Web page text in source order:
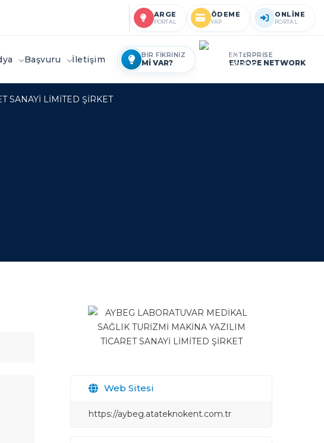
ARGE
PORTAL
ÖDEME
YAP
ONLİNE
PORTAL
Başvuru İletişim BİR FİKRİNİZ
Mİ VAR?
ENTERPRİSE
EUROPE NETWORK
SANAYİ LİMİTED ŞİRKET
Web Sitesi
https://aybeg.atateknokent.com.tr